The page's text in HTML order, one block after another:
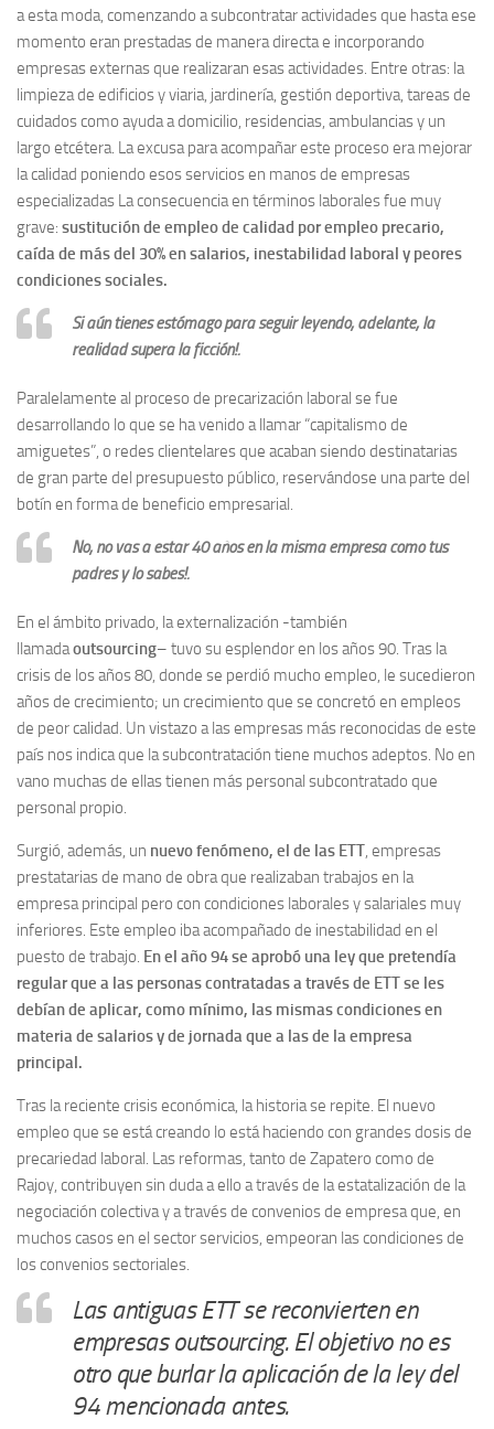
a esta moda, comenzando a subcontratar actividades que hasta ese
momento eran prestadas de manera directa e incorporando
empresas externas que realizaran esas actividades. Entre otras: la
limpieza de edificios y viaria, jardinería, gestión deportiva, tareas de
cuidados como ayuda a domicilio, residencias, ambulancias y un
largo etcétera. La excusa para acompañar este proceso era mejorar
la calidad poniendo esos servicios en manos de empresas
especializadas La consecuencia en términos laborales fue muy
grave: sustitución de empleo de calidad por empleo precario,
caída de más del 30% en salarios, inestabilidad laboral y peores
condiciones sociales.
Si aún tienes estómago para seguir leyendo, adelante, la
realidad supera la ficción!.
Paralelamente al proceso de precarización laboral se fue
desarrollando lo que se ha venido a llamar “capitalismo de
amiguetes”, o redes clientelares que acaban siendo destinatarias
de gran parte del presupuesto público, reservándose una parte del
botín en forma de beneficio empresarial.
No, no vas a estar 40 años en la misma empresa como tus
padres y lo sabes!.
En el ámbito privado, la externalización -también
llamadaoutsourcing– tuvo su esplendor en los años 90. Tras la
crisis de los años 80, donde se perdió mucho empleo, le sucedieron
años de crecimiento; un crecimiento que se concretó en empleos
de peor calidad. Un vistazo a las empresas más reconocidas de este
país nos indica que la subcontratación tiene muchos adeptos. No en
vano muchas de ellas tienen más personal subcontratado que
personal propio.
Surgió, además, un nuevo fenómeno, el de las ETT, empresas
prestatarias de mano de obra que realizaban trabajos en la
empresa principal pero con condiciones laborales y salariales muy
inferiores. Este empleo iba acompañado de inestabilidad en el
puesto de trabajo. En el año 94 se aprobó una ley que pretendía
regular que a las personas contratadas a través de ETT se les
debían de aplicar, como mínimo, las mismas condiciones en
materia de salarios y de jornada que a las de la empresa
principal.
Tras la reciente crisis económica, la historia se repite. El nuevo
empleo que se está creando lo está haciendo con grandes dosis de
precariedad laboral. Las reformas, tanto de Zapatero como de
Rajoy, contribuyen sin duda a ello a través de la estatalización de la
negociación colectiva y a través de convenios de empresa que, en
muchos casos en el sector servicios, empeoran las condiciones de
los convenios sectoriales.
Las antiguas ETT se reconvierten en
empresas outsourcing. El objetivo no es
otro que burlar la aplicación de la ley del
94 mencionada antes.